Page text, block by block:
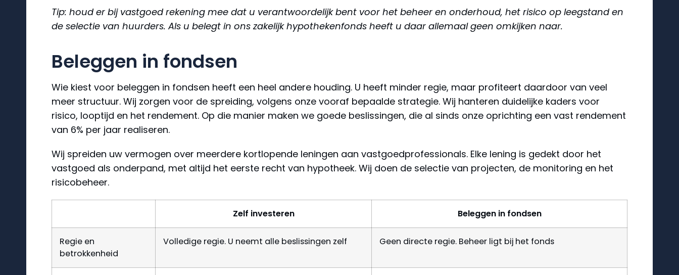
Tip: houd er bij vastgoed rekening mee dat u verantwoordelijk bent voor het beheer en onderhoud, het risico op leegstand en
de selectie van huurders. Als u belegt in ons zakelijk hypothekenfonds heeft u daar allemaal geen omkijken naar.
Beleggen in fondsen
Wie kiest voor beleggen in fondsen heeft een heel andere houding. U heeft minder regie, maar profiteert daardoor van veel
meer structuur. Wij zorgen voor de spreiding, volgens onze vooraf bepaalde strategie. Wij hanteren duidelijke kaders voor
risico, looptijd en het rendement. Op die manier maken we goede beslissingen, die al sinds onze oprichting een vast rendement
van 6% per jaar realiseren.
Wij spreiden uw vermogen over meerdere kortlopende leningen aan vastgoedprofessionals. Elke lening is gedekt door het
vastgoed als onderpand, met altijd het eerste recht van hypotheek. Wij doen de selectie van projecten, de monitoring en het
risicobeheer.
Zelf investeren Beleggen in fondsen
Regie en
betrokkenheid
Volledige regie. U neemt alle beslissingen zelf Geen directe regie. Beheer ligt bij het fonds